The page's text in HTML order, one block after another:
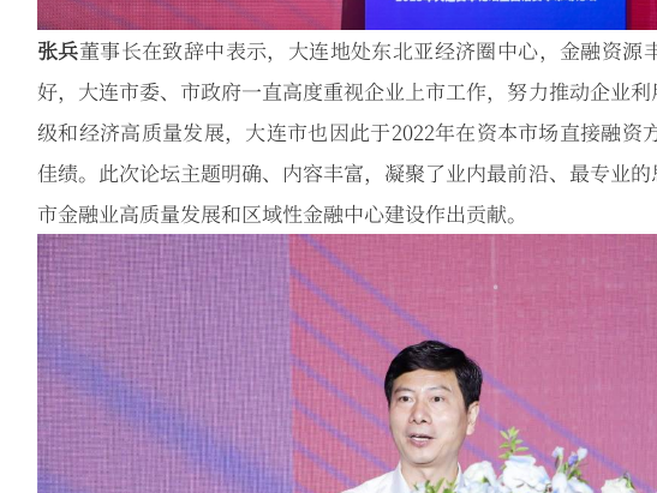
张兵董事长在致辞中表示，大连地处东北亚经济圈中心，金融资源
好，大连市委、市政府一直高度重视企业上市工作，努力推动企业
级和经济高质量发展，大连市也因此于2022年在资本市场直接融资
佳绩。此次论坛主题明确、内容丰富，凝聚了业内最前沿、最专业
市金融业高质量发展和区域性金融中心建设作出贡献。